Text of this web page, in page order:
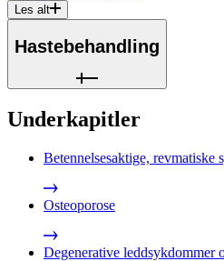
Les alt
Hastebehandling
Underkapitler
Betennelsesaktige, revmatiske
Osteoporose
Degenerative leddsykdommer